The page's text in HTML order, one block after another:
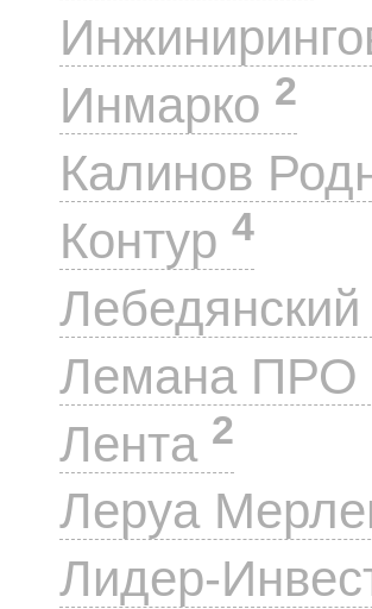
Инмарко 2
Калинов
Контур 4
Лебедянский
Лемана ПРО
Лента 2
Леруа
Лидер-